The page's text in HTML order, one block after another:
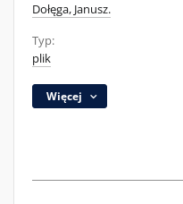
Dołęga, Janusz.
Typ:
plik
Więcej